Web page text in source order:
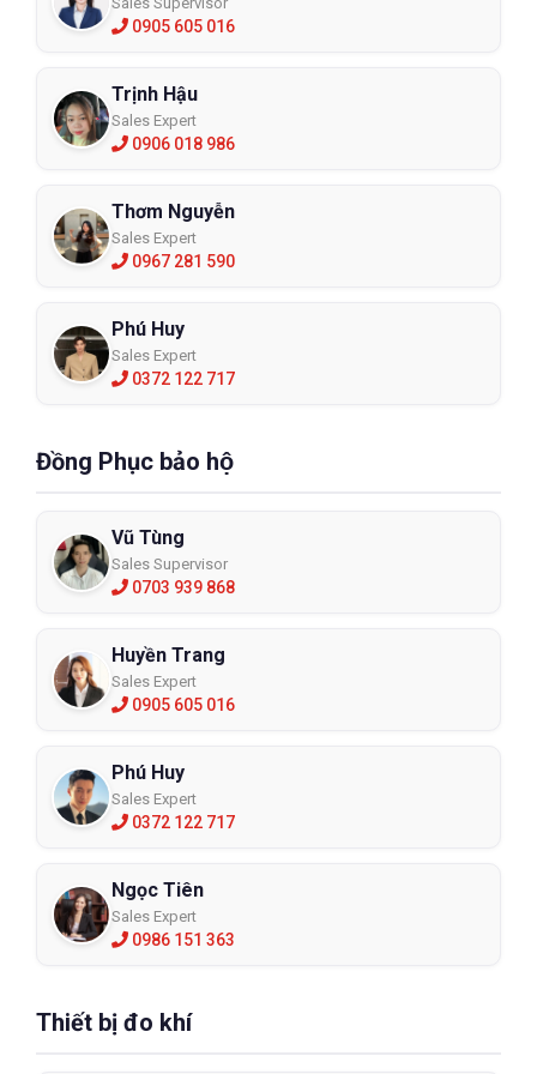
0905 605 016
Trịnh Hậu
Sales Expert
0906 018 986
Thơm Nguyễn
Sales Expert
0967 281 590
Phú Huy
Sales Expert
0372 122 717
Đồng Phục bảo hộ
Vũ Tùng
Sales Supervisor
0703 939 868
Huyền Trang
Sales Expert
0905 605 016
Phú Huy
Sales Expert
0372 122 717
Ngọc Tiên
Sales Expert
0986 151 363
Thiết bị đo khí